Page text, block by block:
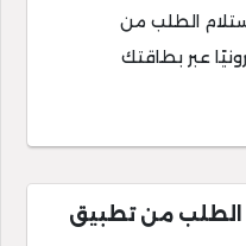
الطلب من
عبر بطاقتك
الطلب من تطبيق